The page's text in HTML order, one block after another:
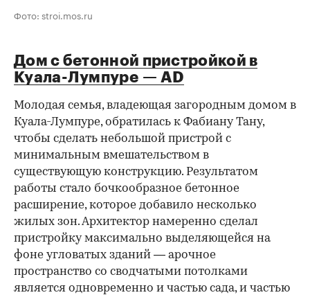
Фото: stroi.mos.ru
Дом с бетонной пристройкой в
Куала-Лумпуре — AD
Молодая семья, владеющая загородным домом в
Куала-Лумпуре, обратилась к Фабиану Тану,
чтобы сделать небольшой пристрой с
минимальным вмешательством в
существующую конструкцию. Результатом
работы стало бочкообразное бетонное
расширение, которое добавило несколько
жилых зон. Архитектор намеренно сделал
пристройку максимально выделяющейся на
фоне угловатых зданий — арочное
пространство со сводчатыми потолками
является одновременно и частью сада, и частью